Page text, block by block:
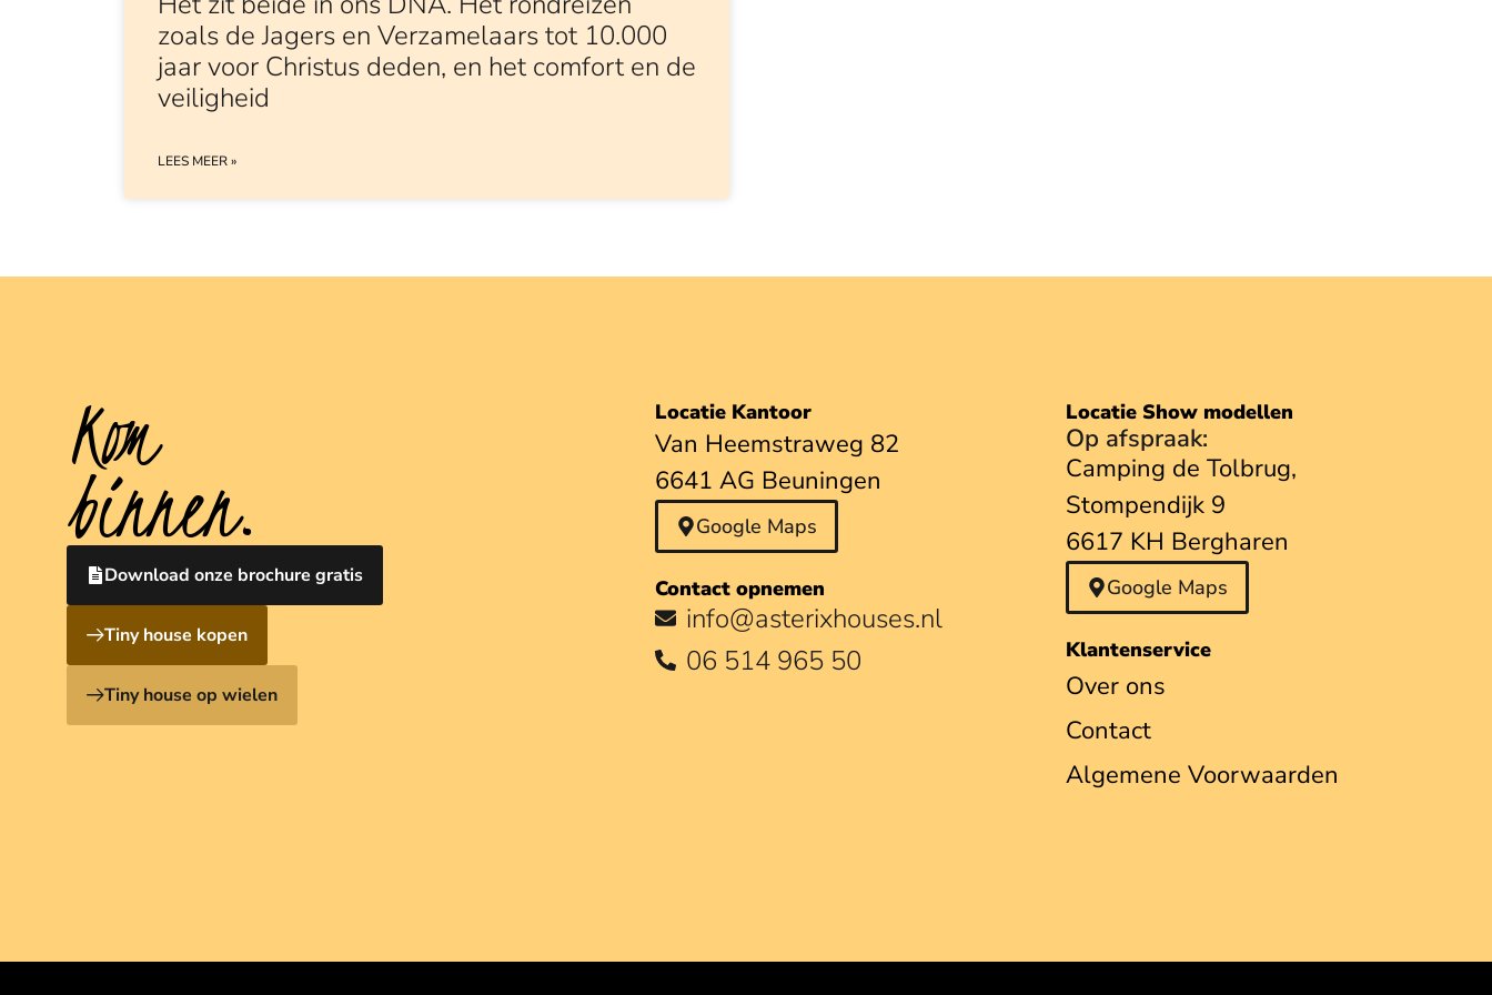
zoals de Jagers en Verzamelaars tot 10.000
jaar voor Christus deden, en het comfort en de
veiligheid
LEES MEER »
Kom
binnen.
Download onze brochure gratis
Tiny house kopen
Tiny house op wielen
Locatie Kantoor
Van Heemstraweg 82
6641 AG Beuningen
Google Maps
Contact opnemen
info@asterixhouses.nl
06 514 965 50
Locatie Show modellen
Op afspraak:
Camping de Tolbrug,
Stompendijk 9
6617 KH Bergharen
Google Maps
Klantenservice
Over ons
Contact
Algemene Voorwaarden